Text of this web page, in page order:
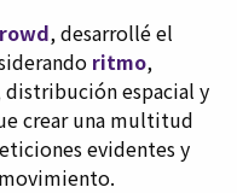
, desarrollé el
ritmo,
distribución espacial y
crear una multitud
evidentes y